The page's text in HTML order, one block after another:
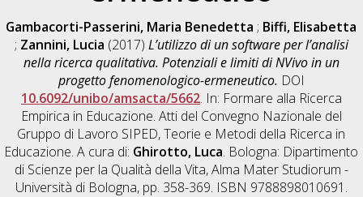
Gambacorti-Passerini, Maria Benedetta ; Biffi, Elisabetta
; Zannini, Lucia (2017) L’utilizzo di un software per l’analisi
nella ricerca qualitativa. Potenziali e limiti di NVivo in un
progetto fenomenologico-ermeneutico. DOI
10.6092/unibo/amsacta/5662. In: Formare alla Ricerca
Empirica in Educazione. Atti del Convegno Nazionale del
Gruppo di Lavoro SIPED, Teorie e Metodi della Ricerca in
Educazione. A cura di: Ghirotto, Luca. Bologna: Dipartimento
di Scienze per la Qualità della Vita, Alma Mater Studiorum -
Università di Bologna, pp. 358-369. ISBN 9788898010691.